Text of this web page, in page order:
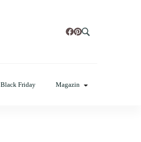
Black Friday Magazin